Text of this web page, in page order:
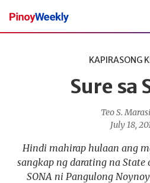
Pinoy
Weekly
KAPIRASONG
Sure sa
Teo S.
July 18,
Hindi mahirap hulaan ang
sangkap ng darating na State
SONA ni Pangulong